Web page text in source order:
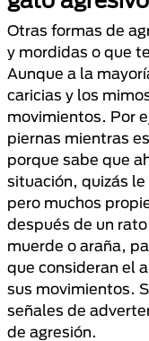
Otras formas de
y mordidas o que
Aunque a la
caricias y los
movimientos. Por
piernas mientras
porque sabe que
situación, quizás
pero muchos
después de un
muerde o araña,
que consideran el
sus movimientos.
señales de
de agresión.